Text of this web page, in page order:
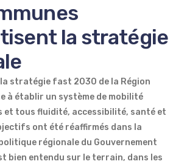
la stratégie
la stratégie fast 2030 de la Région
à établir un système de mobilité
tous fluidité, accessibilité, santé et
ont été réaffirmés dans la
régionale du Gouvernement
bien entendu sur le terrain, dans les